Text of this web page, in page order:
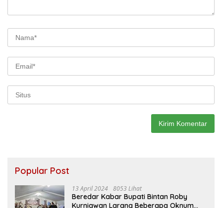
Popular Post
13 April 2024 8053 Lihat
Beredar Kabar Bupati Bintan Roby
Kurniawan Larang Beberapa Oknum